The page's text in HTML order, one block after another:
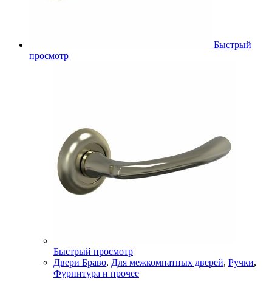
Быстрый
просмотр
Быстрый просмотр
Двери Браво, Для межкомнатных дверей, Ручки,
Фурнитура и прочее